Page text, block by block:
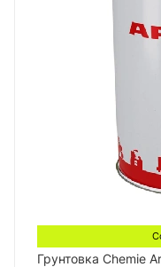
Грунтовка Chemie